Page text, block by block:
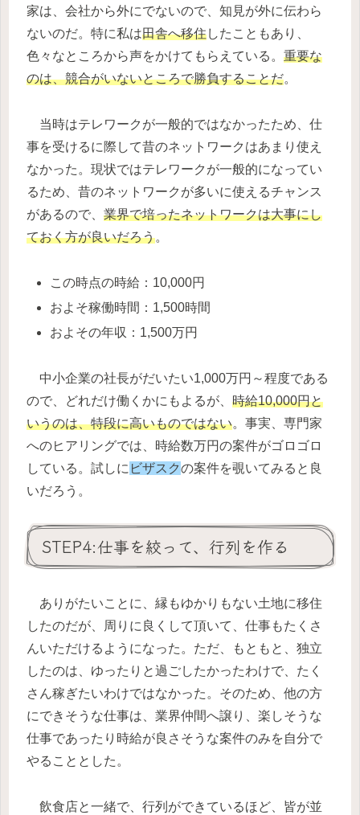
家は、会社から外にでないので、知見が外に伝わら
ないのだ。特に私は田舎へ移住したこともあり、
色々なところから声をかけてもらえている。 重要な
のは、競合がいないところで勝負することだ。
当時はテレワークが一般的ではなかったため、仕
事を受けるに際して昔のネットワークはあまり使え
なかった。現状ではテレワークが一般的になってい
るため、昔のネットワークが多いに使えるチャンス
があるので、 業界で培ったネットワークは大事にし
ておく方が良いだろう。
この時点の時給：10,000円
およそ稼働時間：1,500時間
およその年収：1,500万円
中小企業の社長がだいたい1,000万円～程度である
ので、どれだけ働くかにもよるが、 時給10,000円と
いうのは、特段に高いものではない。事実、専門家
へのヒアリングでは、時給数万円の案件がゴロゴロ
している。試しに ビザスクの案件を覗いてみると良
いだろう。
STEP4:仕事を絞って、行列を作る
ありがたいことに、縁もゆかりもない土地に移住
したのだが、周りに良くして頂いて、仕事もたくさ
んいただけるようになった。ただ、もともと、独立
したのは、ゆったりと過ごしたかったわけで、たく
さん稼ぎたいわけではなかった。そのため、他の方
にできそうな仕事は、業界仲間へ譲り、楽しそうな
仕事であったり時給が良さそうな案件のみを自分で
やることとした。
飲食店と一緒で、行列ができているほど、皆が並